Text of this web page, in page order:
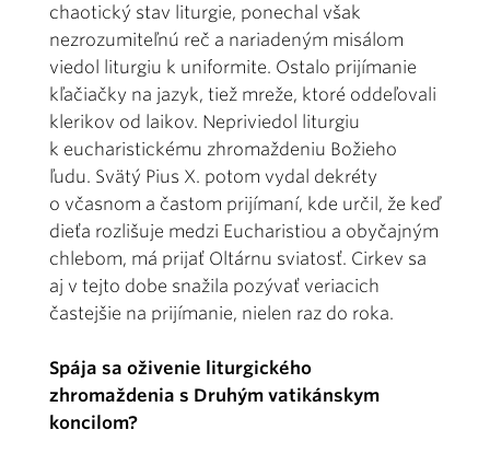
chaotický stav liturgie, ponechal však
nezrozumiteľnú reč a nariadeným misálom
viedol liturgiu k uniformite. Ostalo prijímanie
kľačiačky na jazyk, tiež mreže, ktoré oddeľovali
klerikov od laikov. Nepriviedol liturgiu
k eucharistickému zhromaždeniu Božieho
ľudu. Svätý Pius X. potom vydal dekréty
o včasnom a častom prijímaní, kde určil, že keď
dieťa rozlišuje medzi Eucharistiou a obyčajným
chlebom, má prijať Oltárnu sviatosť. Cirkev sa
aj v tejto dobe snažila pozývať veriacich
častejšie na prijímanie, nielen raz do roka.
Spája sa oživenie liturgického
zhromaždenia s Druhým vatikánskym
koncilom?